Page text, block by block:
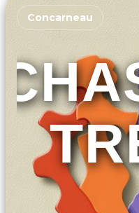
Concarneau